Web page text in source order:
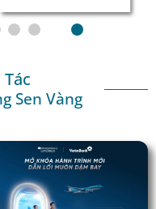
Sen Vàng